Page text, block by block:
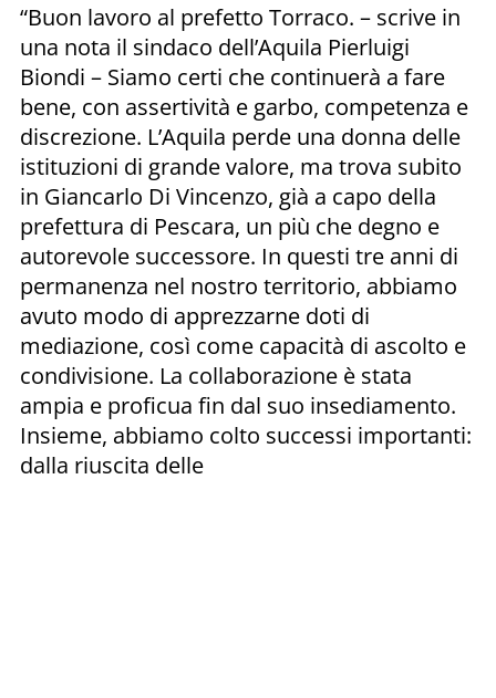
“Buon lavoro al prefetto Torraco. – scrive in
una nota il sindaco dell’Aquila Pierluigi
Biondi – Siamo certi che continuerà a fare
bene, con assertività e garbo, competenza e
discrezione. L’Aquila perde una donna delle
istituzioni di grande valore, ma trova subito
in Giancarlo Di Vincenzo, già a capo della
prefettura di Pescara, un più che degno e
autorevole successore. In questi tre anni di
permanenza nel nostro territorio, abbiamo
avuto modo di apprezzarne doti di
mediazione, così come capacità di ascolto e
condivisione. La collaborazione è stata
ampia e proficua fin dal suo insediamento.
Insieme, abbiamo colto successi importanti:
dalla riuscita delle